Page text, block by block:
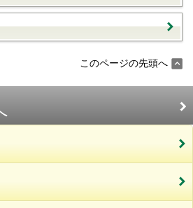
このページの先頭へ